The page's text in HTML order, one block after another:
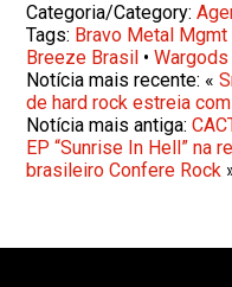
Categoria/Category:
Tags: Bravo Metal Mgmt
Breeze Brasil •
Notícia mais recente: «
de hard rock estreia com
Notícia mais antiga:
EP “Sunrise In Hell” na
brasileiro Confere Rock